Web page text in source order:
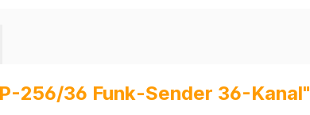
256/36 Funk-Sender 36-Kanal"